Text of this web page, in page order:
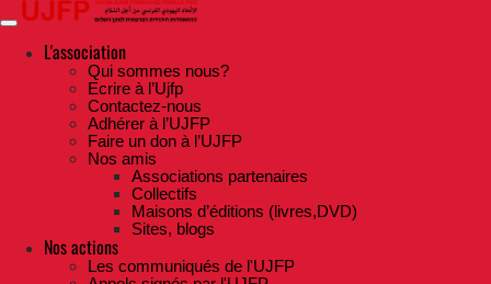
Skip
to
contentL'association
Qui sommes nous?
Ecrire à l’Ujfp
Contactez-nous
Adhérer à l’UJFP
Faire un don à l’UJFP
Nos amis
Associations partenaires
Collectifs
Maisons d’éditions (livres,DVD)
Sites, blogs
Nos actions
Les communiqués de l'UJFP